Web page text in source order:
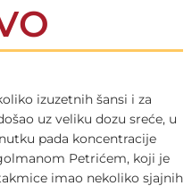
izuzetnih šansi i za
uz veliku dozu sreće, u
pada koncentracije
Petrićem, koji je
imao nekoliko sjajnih